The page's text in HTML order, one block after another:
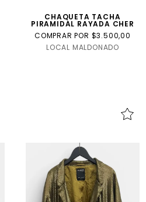
CHAQUETA TACHA
PIRAMIDAL RAYADA CHER
COMPRAR POR $3.500,00
LOCAL MALDONADO